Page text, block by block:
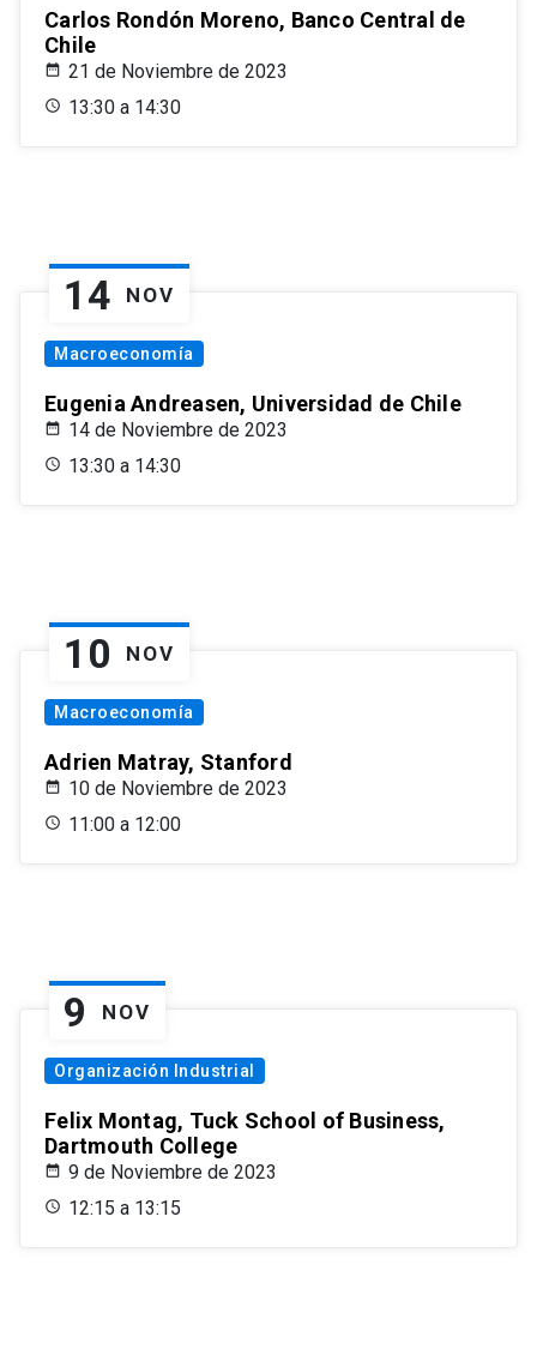
Carlos Rondón Moreno, Banco Central de
Chile
21 de Noviembre de 2023
13:30 a 14:30
14 NOV
Macroeconomía
Eugenia Andreasen, Universidad de Chile
14 de Noviembre de 2023
13:30 a 14:30
10 NOV
Macroeconomía
Adrien Matray, Stanford
10 de Noviembre de 2023
11:00 a 12:00
9 NOV
Organización Industrial
Felix Montag, Tuck School of Business,
Dartmouth College
9 de Noviembre de 2023
12:15 a 13:15